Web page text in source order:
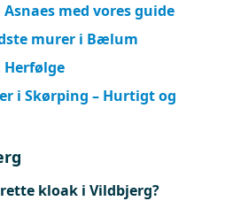
med vores guide
murer i Bælum
Herfølge
i Skørping – Hurtigt og
kloak i Vildbjerg?